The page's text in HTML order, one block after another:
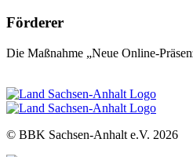
Förderer
Die Maßnahme „Neue Online-
© BBK Sachsen-Anhalt e.V. 2026